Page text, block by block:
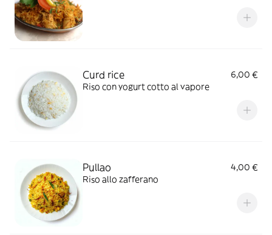
Curd rice
6,00 €
Riso con yogurt cotto al vapore
Pullao
4,00 €
Riso allo zafferano